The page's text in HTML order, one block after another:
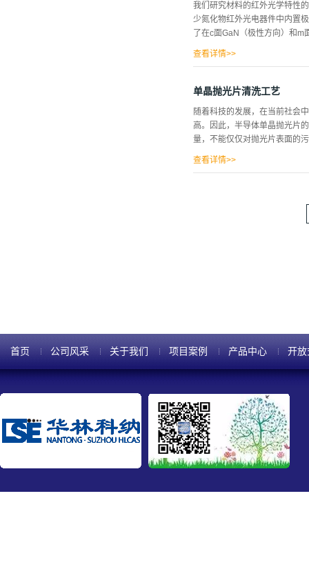
如氢弹的爆炸,火花放电及太阳
等离子体去胶工艺使用的是低
子在电场力作用下,向正电极运
种高能量的自由电子撞击气体
数...
我们研究材料的红外光学特性
少氮化物红外光电器件中内置
了在c面GaN（极性方向）和
器件建模外，非极性GaN上结
最有希望的。我们最近首次能
于未来的非极性氮化物器件是
中的近红外吸收。这些结果对
查看详情>>
单晶抛光片清洗工艺
随着科技的发展，在当前社会
高。因此，半导体单晶抛光片
量，不能仅仅对抛光片表面的
导体材料抛光片的关键性技术
查看详情>>
首页 公司风采 关于我们 项目案例 产品中心 开放